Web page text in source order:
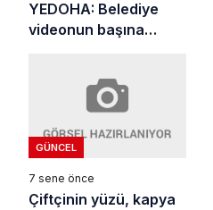
YEDOHA: Belediye
videonun başına
GÜNCEL
7 sene önce
Çiftçinin yüzü, kapya